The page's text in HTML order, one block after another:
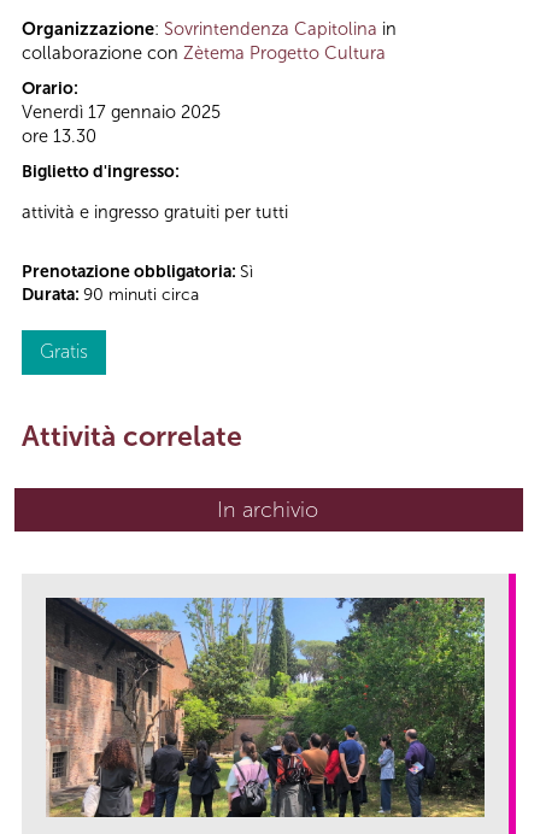
Organizzazione: Sovrintendenza Capitolina in
collaborazione con Zètema Progetto Cultura
Orario:
Venerdì 17 gennaio 2025
ore 13.30
Biglietto d'ingresso:
attività e ingresso gratuiti per tutti
Prenotazione obbligatoria: Sì
Durata: 90 minuti circa
Gratis
Attività correlate
In archivio